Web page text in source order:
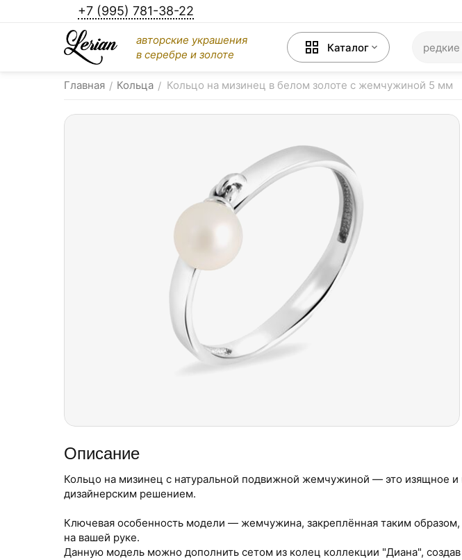
+7 (995) 781-38-22
авторские украшения
в серебре и золоте
Каталог
Главная / Кольца / Кольцо на мизинец в белом золоте с жемчужиной 5 мм
Описание
Кольцо на мизинец с натуральной подвижной жемчужиной — это изящное
дизайнерским решением.
Ключевая особенность модели — жемчужина, закреплённая таким
на вашей руке.
Данную модель можно дополнить сетом из колец коллекции "Диана",